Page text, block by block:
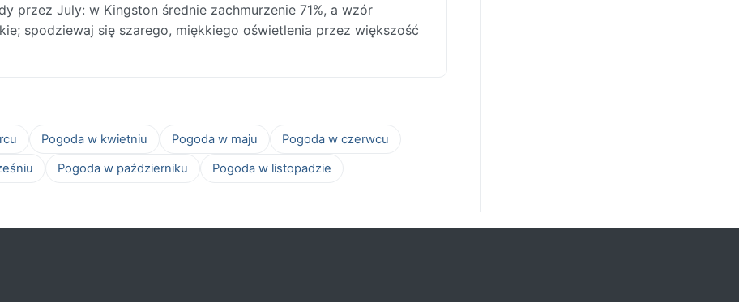
przez July: w Kingston średnie zachmurzenie 71%, a wzór
spodziewaj się szarego, miękkiego oświetlenia przez większość
Pogoda w kwietniu Pogoda w maju
Pogoda w czerwcu
Pogoda w październiku
Pogoda w listopadzie